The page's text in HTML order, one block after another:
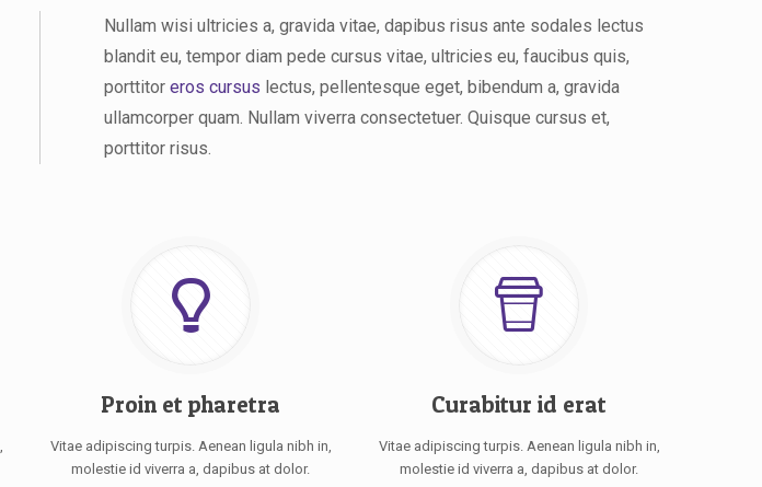
Nullam wisi ultricies a, gravida vitae, dapibus risus ante sodales lectus
blandit eu, tempor diam pede cursus vitae, ultricies eu, faucibus quis,
porttitor eros cursus lectus, pellentesque eget, bibendum a, gravida
ullamcorper quam. Nullam viverra consectetuer. Quisque cursus et,
porttitor risus.
Proin et pharetra
Vitae adipiscing turpis. Aenean ligula nibh in,
molestie id viverra a, dapibus at dolor.
Curabitur id erat
Vitae adipiscing turpis. Aenean ligula nibh in,
molestie id viverra a, dapibus at dolor.